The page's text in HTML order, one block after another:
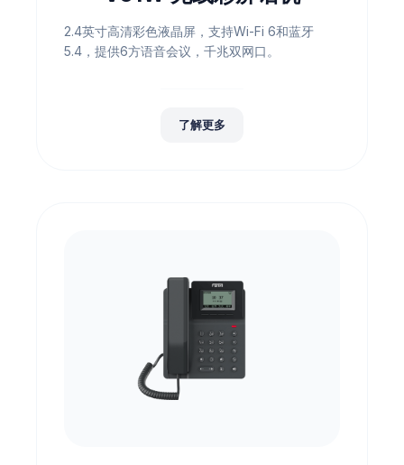
2.4英寸高清彩色液晶屏，支持Wi-Fi 6和蓝牙
5.4，提供6方语音会议，千兆双网口。
了解更多